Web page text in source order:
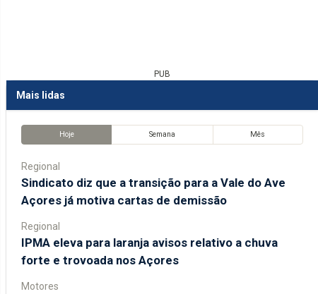
PUB
Mais lidas
Hoje Semana Mês
Regional
Sindicato diz que a transição para a Vale do Ave
Açores já motiva cartas de demissão
Regional
IPMA eleva para laranja avisos relativo a chuva
forte e trovoada nos Açores
Motores